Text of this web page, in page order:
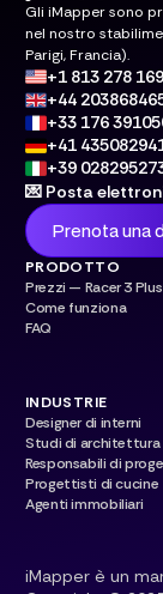
Gli iMapper sono
nel nostro
Parigi, Francia).
+1 813 278
+44
+33 176
+41
+39
💌 Posta
Prenota una
PRODOTTO
Prezzi — Racer 3 Plus
Come funziona
FAQ
INDUSTRIE
Designer di interni
Studi di architettura
Responsabili di
Progettisti di cucine
Agenti immobiliari
iMapper è un